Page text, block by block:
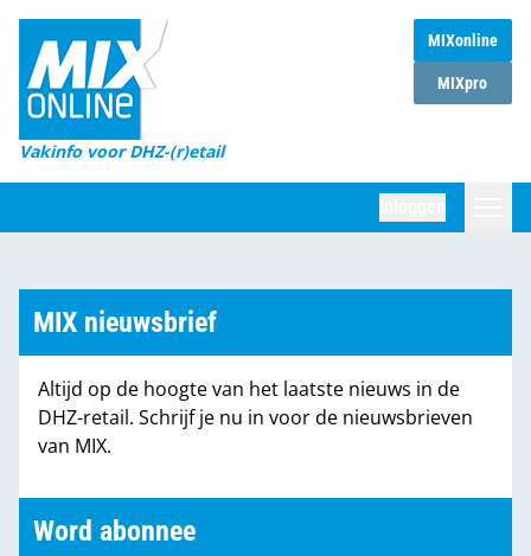
MIXonline
MIXpro
Vakinfo voor DHZ-(r)etail
Home
Magazines
DHZ Sessie
Marktcijfers
Partners
MIX nieuwsbrief
Altijd op de hoogte van het laatste nieuws in de
DHZ-retail. Schrijf je nu in voor de nieuwsbrieven
van MIX.
Word abonnee